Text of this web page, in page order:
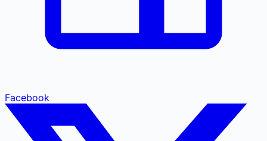
Facebook